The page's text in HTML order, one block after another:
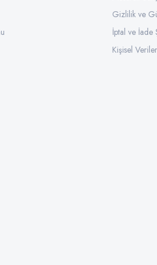
Gizlilik ve
İptal ve İade
Kişisel